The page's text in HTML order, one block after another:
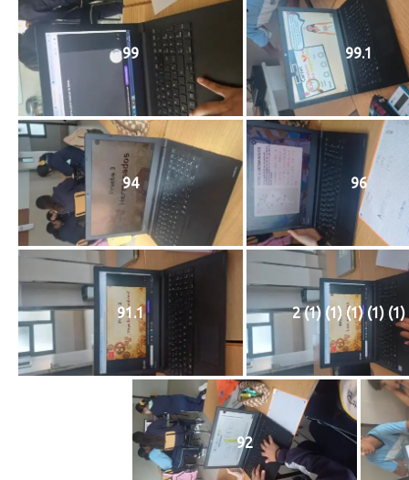
99 99.1
94 96
91.1 2 (1) (1) (1) (1) (1)
92